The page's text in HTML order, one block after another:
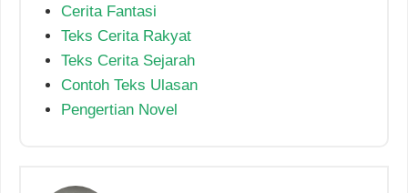
Cerita Fantasi
Teks Cerita Rakyat
Teks Cerita Sejarah
Contoh Teks Ulasan
Pengertian Novel